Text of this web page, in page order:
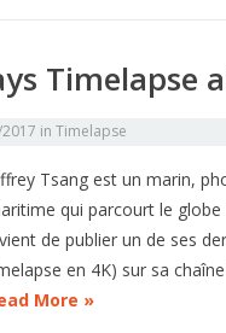
Timelapse
in Timelapse
Tsang est un marin,
qui parcourt le
de publier un de ses
en 4K) sur sa
More »